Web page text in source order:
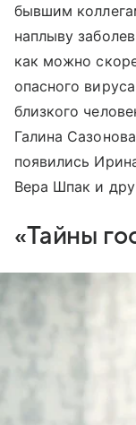
бывшим
наплыву
как можно
опасного
близкого
Галина
появились
Вера Шпак и
«Тайны